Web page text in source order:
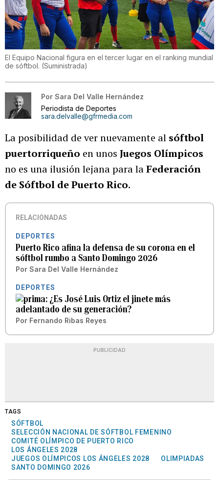
El Equipo Nacional figura en el tercer lugar en el ranking mundial
de sóftbol. (Suministrada)
Por Sara Del Valle Hernández
Periodista de Deportes
sara.delvalle@gfrmedia.com
La posibilidad de ver nuevamente al sóftbol
puertorriqueño en unos Juegos Olímpicos
no es una ilusión lejana para laFederación
de Sóftbol de Puerto Rico.
RELACIONADAS
DEPORTES
Puerto Rico afina la defensa de su corona en el
sóftbol rumbo a Santo Domingo 2026
Por Sara Del Valle Hernández
DEPORTES
¿Es José Luis Ortiz el jinete más
adelantado de su generación?
Por Fernando Ribas Reyes
PUBLICIDAD
TAGS
SÓFTBOL
SELECCIÓN NACIONAL DE SÓFTBOL FEMENINO
COMITÉ OLÍMPICO DE PUERTO RICO
LOS ÁNGELES 2028
JUEGOS OLÍMPICOS LOS ÁNGELES 2028
OLIMPIADAS
SANTO DOMINGO 2026